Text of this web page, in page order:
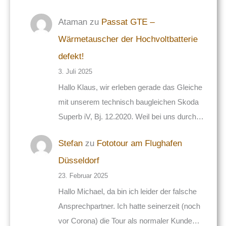
Ataman zu Passat GTE –
Wärmetauscher der Hochvoltbatterie
defekt!
3. Juli 2025
Hallo Klaus, wir erleben gerade das Gleiche
mit unserem technisch baugleichen Skoda
Superb iV, Bj. 12.2020. Weil bei uns durch…
Stefan zu Fototour am Flughafen
Düsseldorf
23. Februar 2025
Hallo Michael, da bin ich leider der falsche
Ansprechpartner. Ich hatte seinerzeit (noch
vor Corona) die Tour als normaler Kunde…